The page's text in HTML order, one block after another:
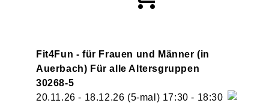
Fit4Fun - für Frauen und Männer (in
Auerbach) Für alle Altersgruppen
30268-5
20.11.26 - 18.12.26 (5-mal) 17:30 - 18:30